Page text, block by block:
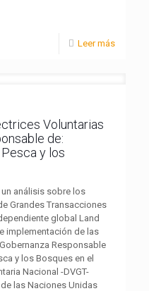
Leer más
Voluntarias
de:
y los
análisis sobre los
Grandes Transacciones
global Land
implementación de las
Responsable
y los Bosques en el
Nacional -DVGT-
las Naciones Unidas